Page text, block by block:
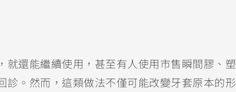
還能繼續使用，甚至有人使用市售瞬間膠、塑
。然而，這類做法不僅可能改變牙套原本的形